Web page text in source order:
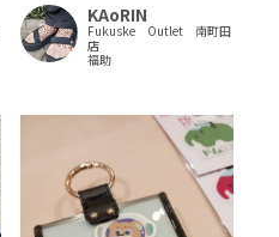
KAoRIN
Fukuske Outlet 南町田
店
福助